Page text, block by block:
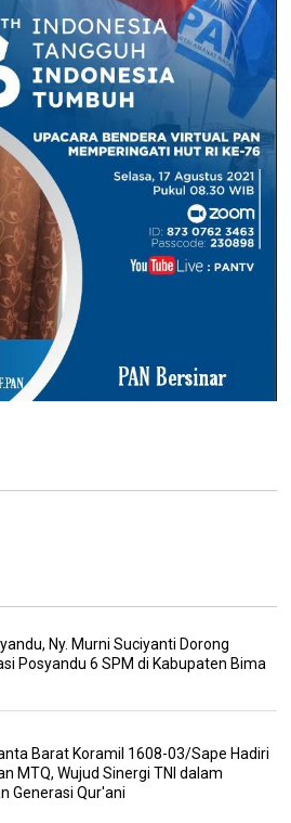
Ny. Murni Suciyanti Dorong
Posyandu 6 SPM di Kabupaten Bima
Barat Koramil 1608-03/Sape Hadiri
MTQ, Wujud Sinergi TNI dalam
Generasi Qur'ani